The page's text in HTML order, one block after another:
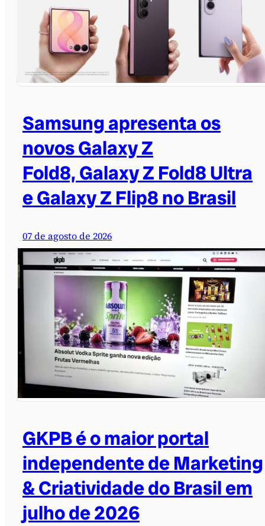
Samsung apresenta os
novos Galaxy Z
Fold8, Galaxy Z Fold8 Ultra
e Galaxy Z Flip8 no Brasil
07 de agosto de 2026
GKPB é o maior portal
independente de Marketing
& Criatividade do Brasil em
julho de 2026